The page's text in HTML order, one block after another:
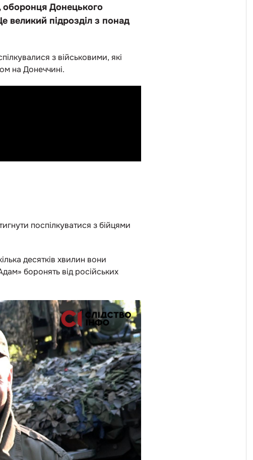
оборонця Донецького
великий підрозділ з понад
з військовими, які
на Донеччині.
поспілкуватися з бійцями
десятків хвилин вони
боронять від російських